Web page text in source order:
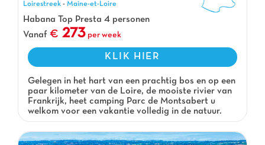
Loirestreek - Maine-et-Loire
Habana Top Presta 4 personen
Vanaf
273 per week
KLIK HIER
Gelegen in het hart van een prachtig bos en op een
paar kilometer van de Loire, de mooiste rivier van
Frankrijk, heet camping Parc de Montsabert u
welkom voor een vakantie volledig in de natuur.